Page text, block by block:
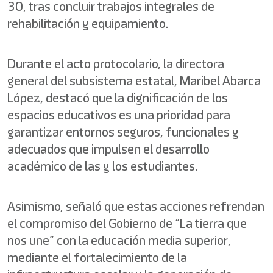
30, tras concluir trabajos integrales de
rehabilitación y equipamiento.
Durante el acto protocolario, la directora
general del subsistema estatal, Maribel Abarca
López, destacó que la dignificación de los
espacios educativos es una prioridad para
garantizar entornos seguros, funcionales y
adecuados que impulsen el desarrollo
académico de las y los estudiantes.
Asimismo, señaló que estas acciones refrendan
el compromiso del Gobierno de “La tierra que
nos une” con la educación media superior,
mediante el fortalecimiento de la